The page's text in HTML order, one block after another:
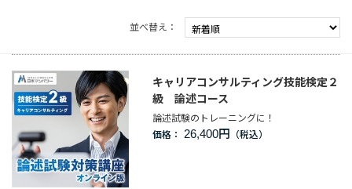
個人のお客様
法人のお客様
企業情報
並べ替え
キャリアコンサルティング技能検定２
級 論述コース
論述試験のトレーニングに！
価格：
26,400円